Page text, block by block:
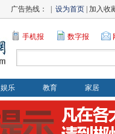
广告热线： | 设为首页 | 加入收
手机报 数字报
娱乐 教育 家居